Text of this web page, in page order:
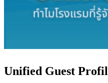
Unified Guest